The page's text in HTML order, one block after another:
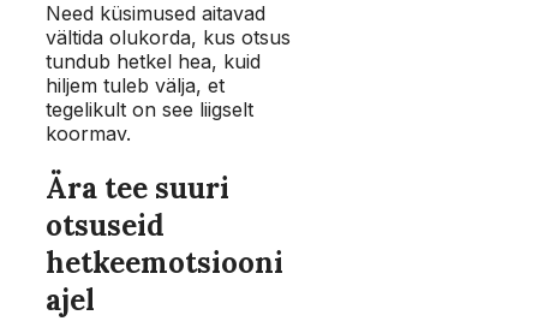
Need küsimused aitavad
vältida olukorda, kus otsus
tundub hetkel hea, kuid
hiljem tuleb välja, et
tegelikult on see liigselt
koormav.
Ära tee suuri
otsuseid
hetkeemotsiooni
ajel